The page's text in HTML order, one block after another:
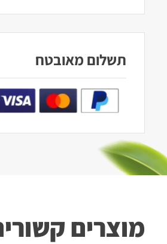
תשלום מאובטח
מוצרים